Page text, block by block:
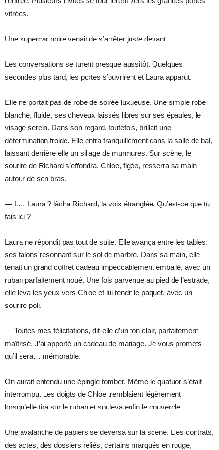
vitrées.
Une supercar noire venait de s’arrêter juste devant.
Les conversations se turent presque aussitôt. Quelques
secondes plus tard, les portes s’ouvrirent et Laura apparut.
Elle ne portait pas de robe de soirée luxueuse. Une simple robe
blanche, fluide, ses cheveux laissés libres sur ses épaules, le
visage serein. Dans son regard, toutefois, brillait une
détermination froide. Elle entra tranquillement dans la salle de bal,
laissant derrière elle un sillage de murmures. Sur scène, le
sourire de Richard s’effondra. Chloe, figée, resserra sa main
autour de son bras.
— L… Laura ? lâcha Richard, la voix étranglée. Qu’est-ce que tu
fais ici ?
Laura ne répondit pas tout de suite. Elle avança entre les tables,
ses talons résonnant sur le sol de marbre. Dans sa main, elle
tenait un grand coffret cadeau impeccablement emballé, avec un
ruban parfaitement noué. Une fois parvenue au pied de l’estrade,
elle leva les yeux vers Chloe et lui tendit le paquet, avec un
sourire poli.
— Toutes mes félicitations, dit-elle d’un ton clair, parfaitement
maîtrisé. J’ai apporté un cadeau de mariage. Je vous promets
qu’il sera… mémorable.
On aurait entendu une épingle tomber. Même le quatuor s’était
interrompu. Les doigts de Chloe tremblaient légèrement
lorsqu’elle tira sur le ruban et souleva enfin le couvercle.
Une avalanche de papiers se déversa sur la scène. Des contrats,
des actes, des dossiers reliés, certains marqués en rouge,